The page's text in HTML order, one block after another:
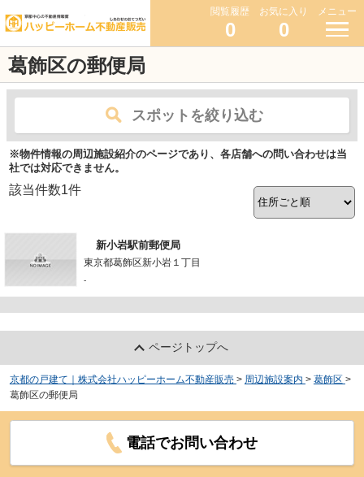
閲覧履歴
0
お気に入り
0
メニュー
葛飾区の郵便局
スポットを絞り込む
※物件情報の周辺施設紹介のページであり、各店舗への問い合わせは当
社では対応できません。
該当件数1件
新小岩駅前郵便局
東京都葛飾区新小岩１丁目
-
ページトップへ
京都の戸建て｜株式会社ハッピーホーム不動産販売 > 周辺施設案内 > 葛飾区 >
葛飾区の郵便局
電話でお問い合わせ